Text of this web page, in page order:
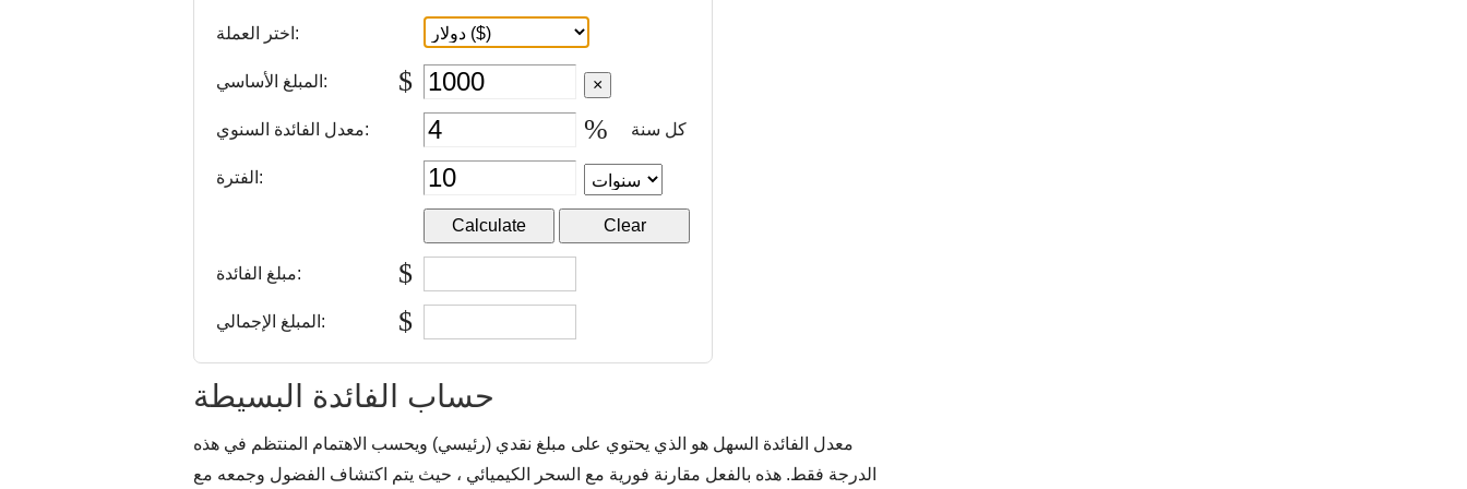
اختر العملة:
المبلغ الأساسي: $
معدل الفائدة السنوي: % كل سنة
الفترة:
مبلغ الفائدة: $
المبلغ الإجمالي: $
حساب الفائدة البسيطة
معدل الفائدة السهل هو الذي يحتوي على مبلغ نقدي (رئيسي) ويحسب الاهتمام المنتظم في هذه
الدرجة فقط. هذه بالفعل مقارنة فورية مع السحر الكيميائي ، حيث يتم اكتشاف الفضول وجمعه مع